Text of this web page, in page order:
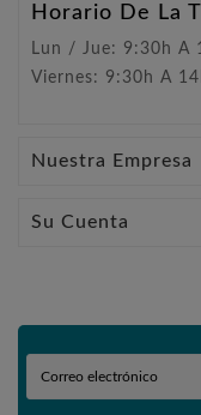
Horario De La
Lun / Jue: 9:30h A
Viernes: 9:30h A
Nuestra Empresa
Su Cuenta